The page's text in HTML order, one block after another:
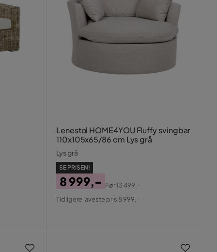
Lenestol HOME4YOU Fluffy svingbar
110x105x65/86 cm Lys grå
Lys grå
SE PRISEN!
Pris
8 999,-
Original
Før13 499,-
Tidligere laveste pris 8 999,-